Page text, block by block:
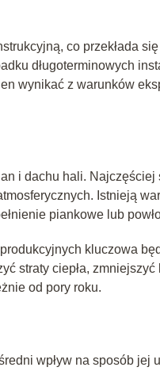
co przekłada
długoterminowych
wynikać z warunków
i dachu hali.
Istnieją
piankowe lub
kluczowa
straty ciepła,
od pory roku.
wpływ na sposób jej